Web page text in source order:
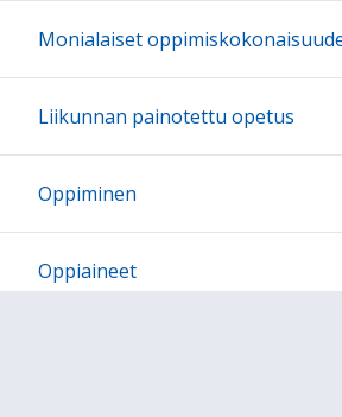
Monialaiset
Liikunnan painotettu opetus
Oppiminen
Oppiaineet